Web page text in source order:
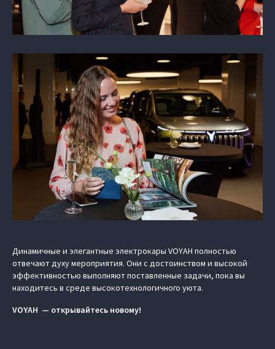
Динамичные и элегантные электрокары VOYAH полностью
отвечают духу мероприятия. Они с достоинством и высокой
эффективностью выполняют поставленные задачи, пока вы
находитесь в среде высокотехнологичного уюта.
VOYAH — открывайтесь новому!